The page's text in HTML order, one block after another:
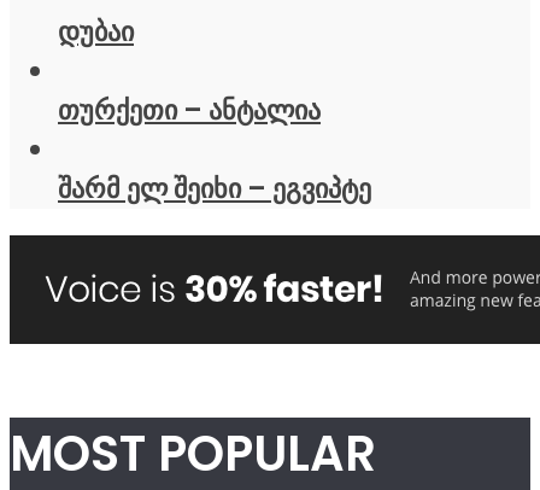
დუბაი
თურქეთი – ანტალია
შარმ ელ შეიხი – ეგვიპტე
MOST POPULAR